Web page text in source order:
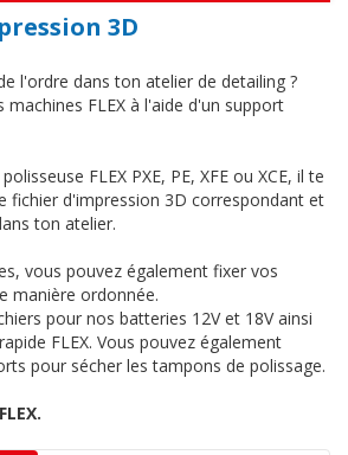
3D
l'ordre dans ton atelier de detailing ?
machines FLEX à l'aide d'un support
FLEX PXE, PE, XFE ou XCE, il te
fichier d'impression 3D correspondant et
ton atelier.
vous pouvez également fixer vos
manière ordonnée.
pour nos batteries 12V et 18V ainsi
FLEX. Vous pouvez également
pour sécher les tampons de polissage.